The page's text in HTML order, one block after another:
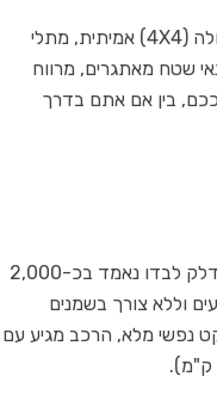
מקסוס ציידה את הטנדר ביכולות שטח שלא יביישו רכבי שטח ייעודיים. מערכת הנעה כפולה (4X4) אמיתית, מתלי
שטח מאתגרים, מרווח
לא יעמוד בדרככם, בין אם אתם בדרך
המעבר לרכב עבודה חשמלי מתורגם לחיסכון ישיר ועצום בהוצאות השוטפות. החיסכון בדלק לבדו נאמד בכ-2,000
וללא צורך בשמנים
או שנתיים. כדי להעניק שקט נפשי מלא, הרכב מגיע עם